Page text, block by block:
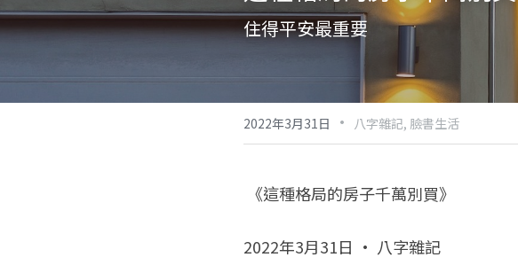
住得平安最重要
2022年3月31日 · 八字雜記, 臉書生活
《這種格局的房子千萬別買》
2022年3月31日 · 八字雜記